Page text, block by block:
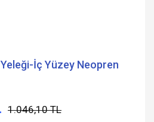
Yeleği-İç Yüzey Neopren
1.046,10 TL